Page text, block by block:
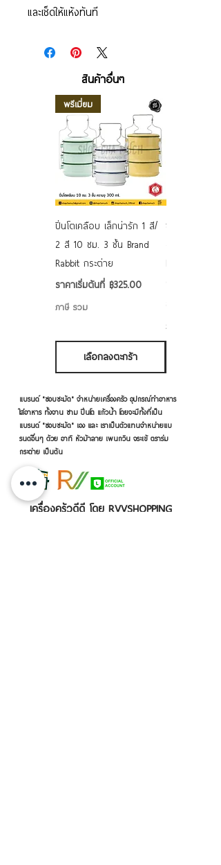
และเช็ดให้แห้งทันที
สินค้าอื่นๆ
พรีเมี่ยม
ปิ่นโตเคลือบ เล็กน่ารัก 1 สี/
2 สี 10 ซม. 3 ชั้น Brand
Rabbit กระต่าย
ราคาเริ่มต้นที่ ฿325.00
ราคาขายลด
ภาษี รวม
เลือกลงตะกร้า
ชามเคลือบ
ภาษี รวม
แบรนด์ "ชอบชะมัด" จำหน่ายเครื่องครัว อุปกรณ์ทำอาหาร
ใส่อาหาร ทั้งจาน ชาม ปิ่นโต แก้วน้ำ โดยจะมีทั้งที่เป็น
แบรนด์ "ชอบชะมัด" เอง และ เราเป็นตัวแทนจำหน่ายแบ
รนด์อื่นๆ ด้วย อาทิ หัวม้าลาย เพนกวิน จระเข้ ตราร่ม
กระต่าย เป็นต้น
เครื่องครัวดีดี โดย RVVSHOPPING